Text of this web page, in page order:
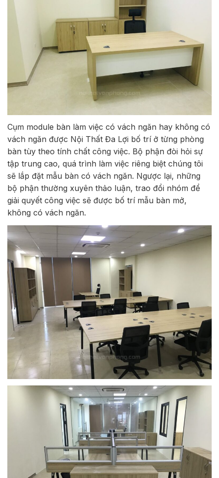
Cụm module bàn làm việc có vách ngăn hay không có
vách ngăn được Nội Thất Đa Lợi bố trí ở từng phòng
bàn tùy theo tính chất công việc. Bộ phận đòi hỏi sự
tập trung cao, quá trình làm việc riêng biệt chúng tôi
sẽ lắp đặt mẫu bàn có vách ngăn. Ngược lại, những
bộ phận thường xuyên thảo luận, trao đổi nhóm để
giải quyết công việc sẽ được bố trí mẫu bàn mở,
không có vách ngăn.